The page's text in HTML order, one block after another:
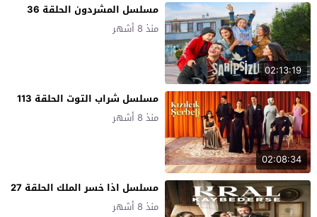
02:13:19
مسلسل المشردون الحلقة 36
منذ 8 أشهر
02:08:34
مسلسل شراب التوت الحلقة 113
منذ 8 أشهر
مسلسل اذا خسر الملك الحلقة 27
منذ 8 أشهر